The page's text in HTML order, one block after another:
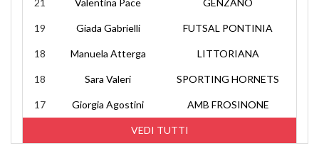
VEDI TUTTI
21 Valentina Pace GENZANO
19 Giada Gabrielli FUTSAL PONTINIA
18 Manuela Atterga LITTORIANA
18 Sara Valeri SPORTING HORNETS
17 Giorgia Agostini AMB FROSINONE